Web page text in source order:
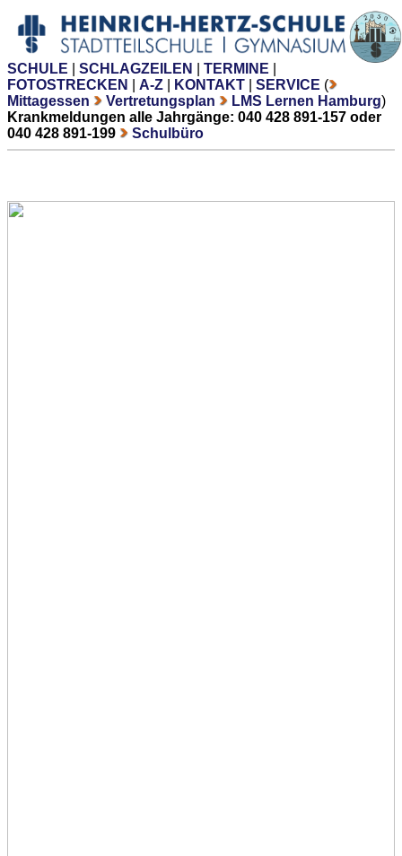
SCHULE SCHLAGZEILEN TERMINE
FOTOSTRECKEN
A-Z KONTAKT SERVICE (
Mittagessen
Vertretungsplan LMS Lernen Hamburg)
Krankmeldungen alle Jahrgänge: 040 428 891-157 oder
040 428 891-199
Schulbüro